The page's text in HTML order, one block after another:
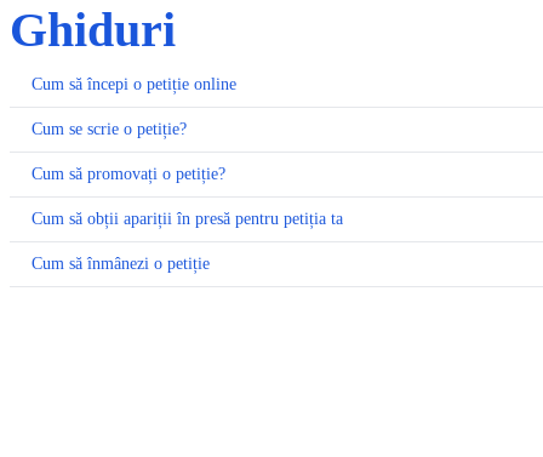
Ghiduri
Cum să începi o petiție online
Cum se scrie o petiție?
Cum să promovați o petiție?
Cum să obții apariții în presă pentru petiția ta
Cum să înmânezi o petiție